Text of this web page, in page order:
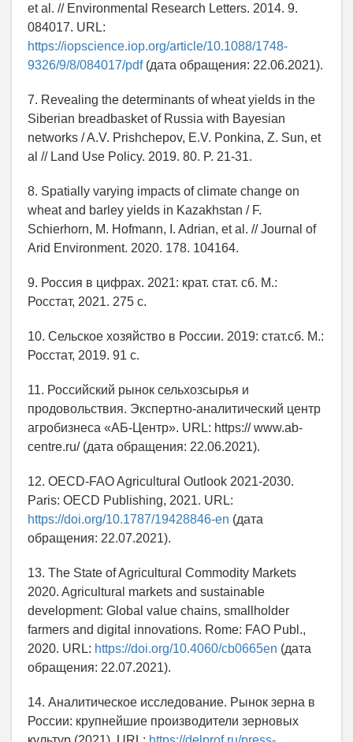
et al. // Environmental Research Letters. 2014. 9.
084017. URL:
https://iopscience.iop.org/article/10.1088/1748-
9326/9/8/084017/pdf(дата обращения: 22.06.2021).
7. Revealing the determinants of wheat yields in the
Siberian breadbasket of Russia with Bayesian
networks / A.V. Prishchepov, E.V. Ponkina, Z. Sun, et
al // Land Use Policy. 2019. 80. P. 21-31.
8. Spatially varying impacts of climate change on
wheat and barley yields in Kazakhstan / F.
Schierhorn, M. Hofmann, I. Adrian, et al. // Journal of
Arid Environment. 2020. 178. 104164.
9. Россия в цифрах. 2021: крат. стат. сб. M.:
Росстат, 2021. 275 с.
10. Сельское хозяйство в России. 2019: стат.сб. M.:
Росстат, 2019. 91 c.
11. Российский рынок сельхозсырья и
продовольствия. Экспертно-аналитический центр
агробизнеса «АБ-Центр». URL: https:// www.ab-
centre.ru/ (дата обращения: 22.06.2021).
12. OECD-FAO Agricultural Outlook 2021-2030.
Paris: OECD Publishing, 2021. URL:
https://doi.org/10.1787/19428846-en (дата
обращения: 22.07.2021).
13. The State of Agricultural Commodity Markets
2020. Agricultural markets and sustainable
development: Global value chains, smallholder
farmers and digital innovations. Rome: FAO Publ.,
2020. URL: https://doi.org/10.4060/cb0665en (дата
обращения: 22.07.2021).
14. Аналитическое исследование. Рынок зерна в
России: крупнейшие производители зерновых